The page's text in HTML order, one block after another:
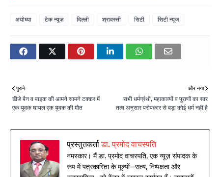
अयोध्या टेक न्यूज़ दिल्ली श्रावस्ती सिटी सिटी न्यूज
और नया
सभी धर्मग्रंथाें, महाकाव्यों व पुराणों का सार
तत्व अनुसार परोपकार से बड़ा कोई धर्म नहीं है
पुराने
डीजे बैन व बाइक की आमने सामने टक्कर में
एक युवक घायल एक यूवक की मौत
प्रस्तुतकर्ताडा. प्रमोद वाचस्पति
नमस्कार। मैं डा. प्रमोद वाचस्पति, एक न्यूज़ संपादक के
रूप में पत्रकारिता के मूल्यों—सत्य, निष्पक्षता और